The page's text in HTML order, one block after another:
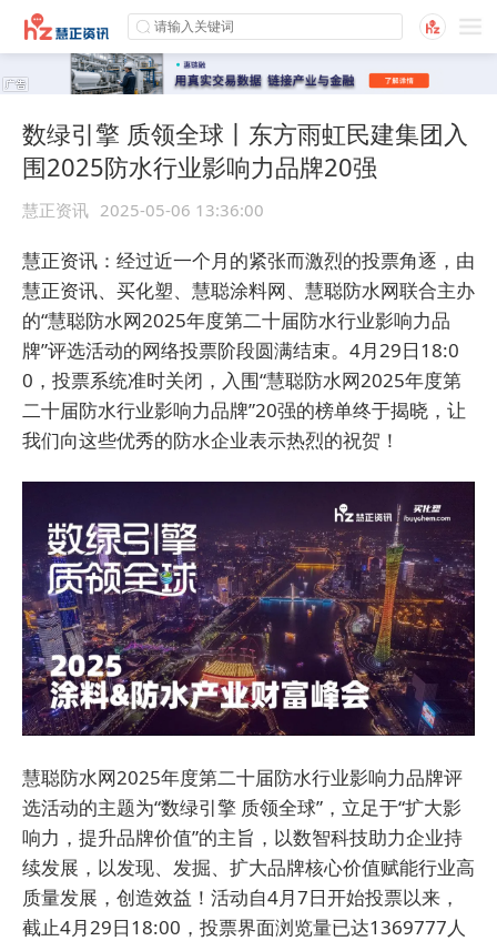
数绿引擎 质领全球丨东方雨虹民建集团入
围2025防水行业影响力品牌20强
慧正资讯 2025-05-06 13:36:00
慧正资讯：经过近一个月的紧张而激烈的投票角逐，由
慧正资讯、 买化塑、慧聪涂料网、慧聪防水网联合主办
的“慧聪防水网2025年度第二十届防水行业影响力品
牌”评选活动的网络投票阶段圆满结束。4月29日18:0
0，投票系统准时关闭，入围“慧聪防水网2025年度第
二十届防水行业影响力品牌”20强的榜单终于揭晓，让
我们向这些优秀的防水企业表示热烈的祝贺！
慧聪防水网2025年度第二十届防水行业影响力品牌评
选活动的主题为“数绿引擎 质领全球”，立足于“扩大影
响力，提升品牌价值”的主旨，以数智科技助力企业持
续发展，以发现、发掘、扩大品牌核心价值赋能行业高
质量发展，创造效益！活动自4月7日开始投票以来，
截止4月29日18:00，投票界面浏览量已达1369777人